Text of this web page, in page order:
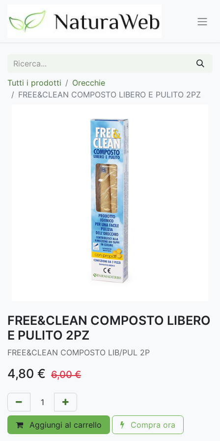
Tutti i prodotti
Orecchie
FREE&CLEAN COMPOSTO LIBERO E PULITO 2PZ
FREE&CLEAN COMPOSTO LIBERO
E PULITO 2PZ
FREE&CLEAN COMPOSTO LIB/PUL 2P
4,80 € 6,00€
Aggiungi al carrello Compra ora